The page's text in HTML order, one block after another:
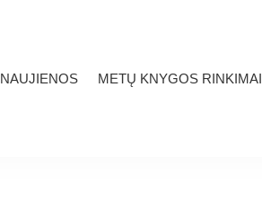
NAUJIENOS METŲ KNYGOS RINKIMAI